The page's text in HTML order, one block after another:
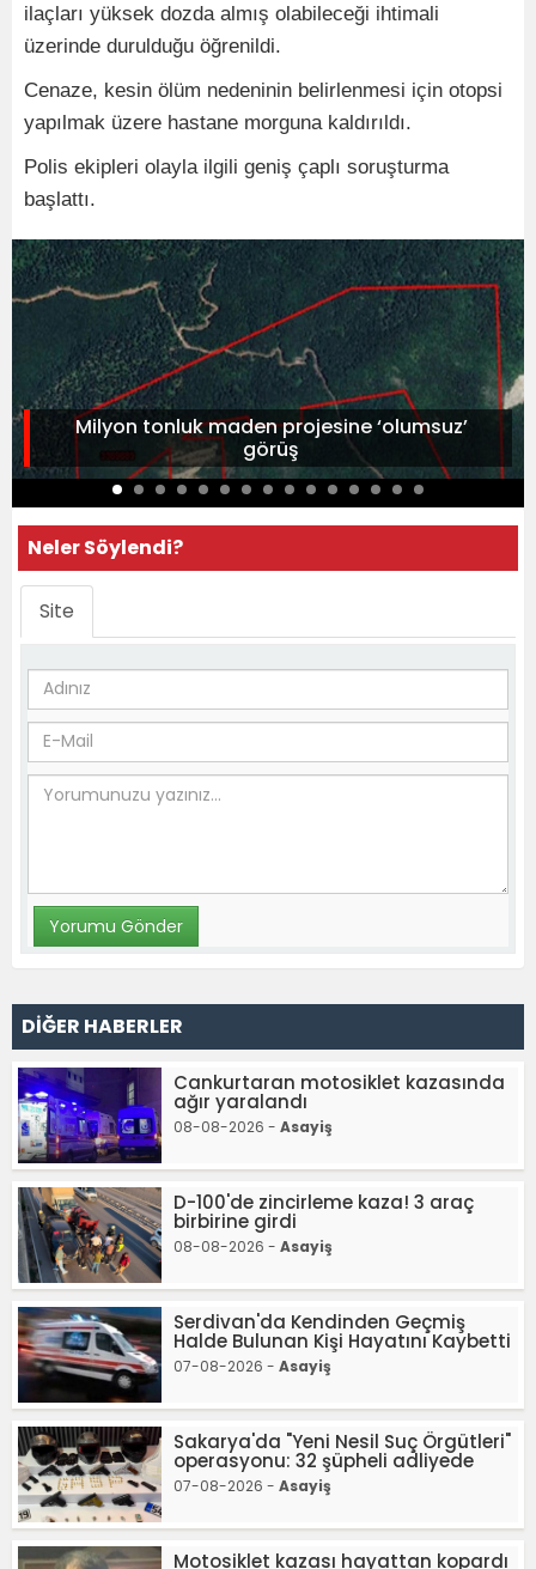
ilaçları yüksek dozda almış olabileceği ihtimali
üzerinde durulduğu öğrenildi.
Cenaze, kesin ölüm nedeninin belirlenmesi için otopsi
yapılmak üzere hastane morguna kaldırıldı.
Polis ekipleri olayla ilgili geniş çaplı soruşturma
başlattı.
Milyon tonluk maden projesine ‘olumsuz’
görüş
Neler Söylendi?
Site
DİĞER HABERLER
Cankurtaran motosiklet kazasında
ağır yaralandı
08-08-2026 - Asayiş
D-100'de zincirleme kaza! 3 araç
birbirine girdi
08-08-2026 - Asayiş
Serdivan'da Kendinden Geçmiş
Halde Bulunan Kişi Hayatını Kaybetti
07-08-2026 - Asayiş
Sakarya'da "Yeni Nesil Suç Örgütleri"
operasyonu: 32 şüpheli adliyede
07-08-2026 - Asayiş
Motosiklet kazası hayattan kopardı